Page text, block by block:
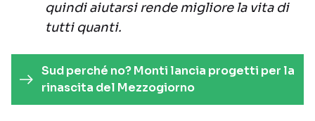
quindi aiutarsi rende migliore la vita di
tutti quanti.
Sud perché no? Monti lancia progetti per la
rinascita del Mezzogiorno